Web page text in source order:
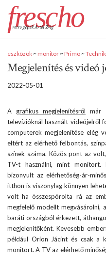
frescho
retro gépek A-tól Z-ig
eszközök~monitor~Primo~
Megjelenítés és videó
2022-05-01
A grafikus megjelenítésről már
televízióknál használt videójelről
computerek megjelenítése elég
eltért az elérhető felbontás,
színek száma. Közös pont az
TV-t használni, mint monitort.
bizonyult az elérhetőség-ár-
itthon is viszonylag könnyen
volt ha összespórolta rá az
megfelelő modellt megvásárolni,
baráti országból érkezett,
megjelenítőként. Kevesebb
például Orion Jácint és csak a
monitort. A TV az elérhető